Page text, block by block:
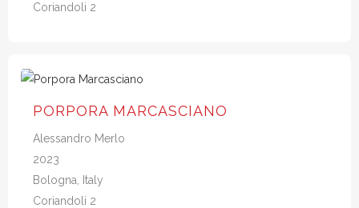
Coriandoli 2
PORPORA MARCASCIANO
Alessandro Merlo
2023
Bologna, Italy
Coriandoli 2